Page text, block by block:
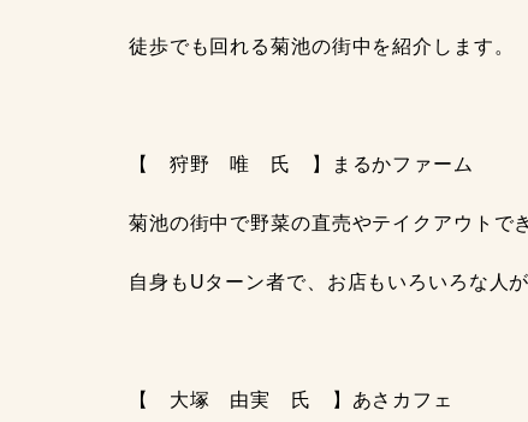
徒歩でも回れる菊池の街中を紹介します。
【 狩野 唯 氏 】まるかファーム
菊池の街中で野菜の直売やテイクアウトで
自身もUターン者で、お店もいろいろな人
【 大塚 由実 氏 】あさカフェ